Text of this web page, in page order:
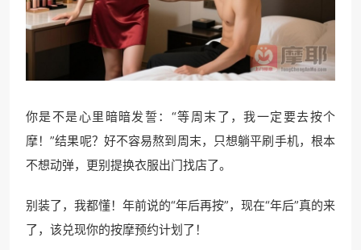
你是不是心里暗暗发誓：“等周末了，我一定要去按个
摩！”结果呢？好不容易熬到周末，只想躺平刷手机，根本
不想动弹，更别提换衣服出门找店了。
别装了，我都懂！年前说的“年后再按”，现在“年后”真的来
了，该兑现你的按摩预约计划了！